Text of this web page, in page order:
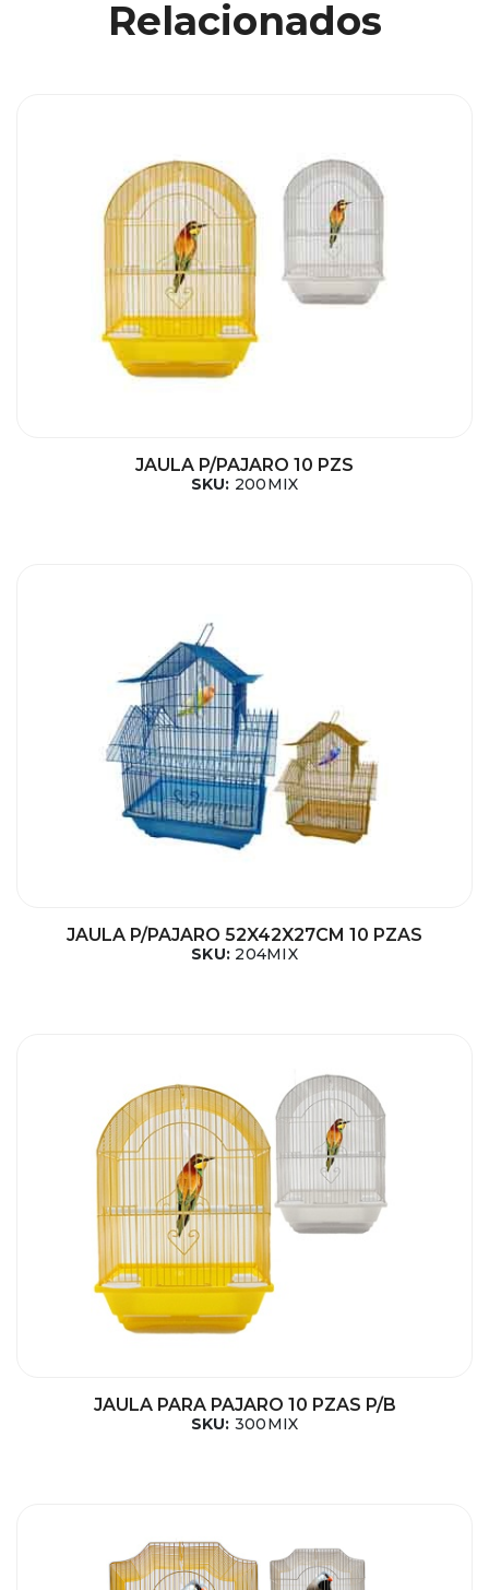
Relacionados
JAULA P/PAJARO 10 PZS
SKU: 200MIX
JAULA P/PAJARO 52X42X27CM 10 PZAS
SKU: 204MIX
JAULA PARA PAJARO 10 PZAS P/B
SKU: 300MIX